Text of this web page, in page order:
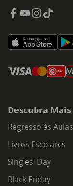
Descubra Mais
Regresso às Aulas
Livros Escolares
Singles' Day
Black Friday